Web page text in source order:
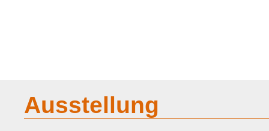
Ausstellung